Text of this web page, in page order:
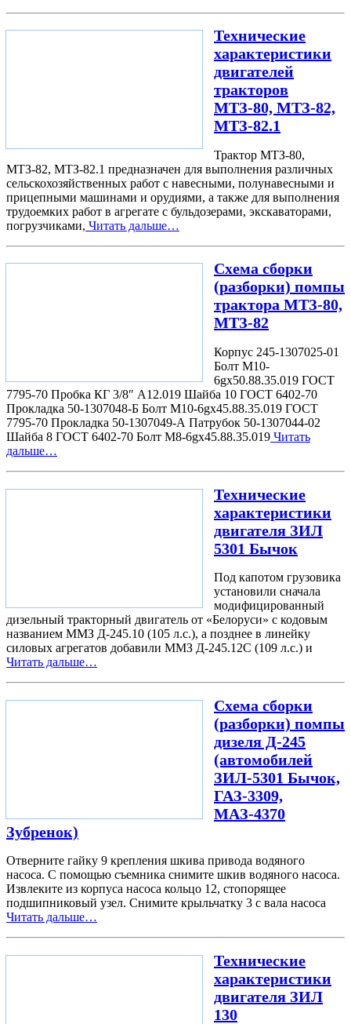
Технические
характеристики
двигателей
тракторов
МТЗ-80, МТЗ-82,
МТЗ-82.1
Трактор МТЗ-80,
МТЗ-82, МТЗ-82.1 предназначен для выполнения различных
сельскохозяйственных работ с навесными, полунавесными и
прицепными машинами и орудиями, а также для выполнения
трудоемких работ в агрегате с бульдозерами, экскаваторами,
погрузчиками, Читать дальше…
Схема сборки
(разборки) помпы
трактора МТЗ-80,
МТЗ-82
Корпус 245-1307025-01
Болт М10-
6gx50.88.35.019 ГОСТ
7795-70 Пробка КГ 3/8″ А12.019 Шайба 10 ГОСТ 6402-70
Прокладка 50-1307048-Б Болт М10-6gx45.88.35.019 ГОСТ
7795-70 Прокладка 50-1307049-А Патрубок 50-1307044-02
Шайба 8 ГОСТ 6402-70 Болт М8-6gx45.88.35.019 Читать
дальше…
Технические
характеристики
двигателя ЗИЛ
5301 Бычок
Под капотом грузовика
установили сначала
модифицированный
дизельный тракторный двигатель от «Белоруси» с кодовым
названием ММЗ Д-245.10 (105 л.с.), а позднее в линейку
силовых агрегатов добавили ММЗ Д-245.12С (109 л.с.) и
Читать дальше…
Схема сборки
(разборки) помпы
дизеля Д-245
(автомобилей
ЗИЛ-5301 Бычок,
ГАЗ-3309,
МАЗ-4370
Зубренок)
Отверните гайку 9 крепления шкива привода водяного
насоса. С помощью съемника снимите шкив водяного насоса.
Извлеките из корпуса насоса кольцо 12, стопорящее
подшипниковый узел. Снимите крыльчатку 3 с вала насоса
Читать дальше…
Технические
характеристики
двигателя ЗИЛ
130